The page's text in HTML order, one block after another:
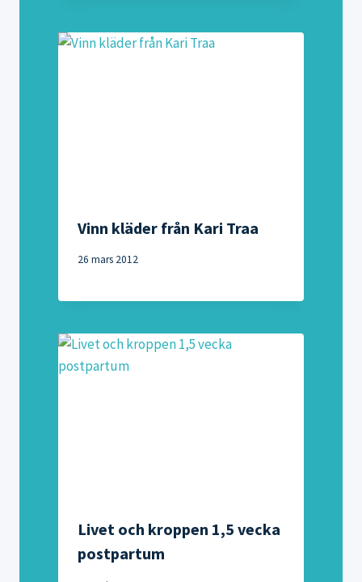
Vinn kläder från Kari Traa
26 mars 2012
Livet och kroppen 1,5 vecka
postpartum